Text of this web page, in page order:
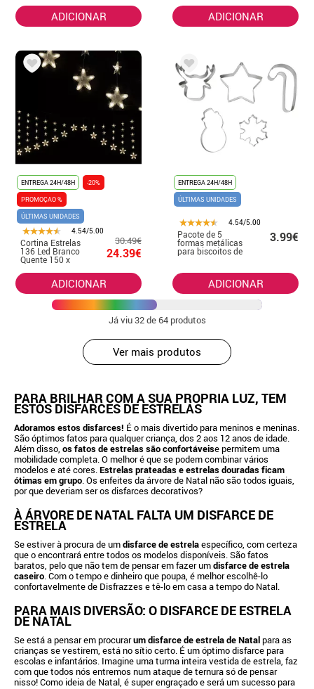
ADICIONAR ADICIONAR
ENTREGA 24H/48H
-20%
PROMOÇAO %
ÚLTIMAS UNIDADES
4.54/5.00
Cortina Estrelas
136 Led Branco
Quente 150 x
30.49€
24.39€
ADICIONAR
ENTREGA 24H/48H
ÚLTIMAS UNIDADES
4.54/5.00
Pacote de 5
formas metálicas
para biscoitos de
Natal
3.99€
ADICIONAR
Já viu32de 64 produtos
Ver mais produtos
PARA BRILHAR COM A SUA PRÓPRIA LUZ, TEM
ESTOS DISFARCES DE ESTRELAS
Adoramos estos disfarces! É o mais divertido para meninos e meninas.
São óptimos fatos para qualquer criança, dos 2 aos 12 anos de idade.
Além disso, os fatos de estrelas são confortáveise permitem uma
mobilidade completa. O melhor é que se podem combinar vários
modelos e até cores.Estrelas prateadas e estrelas douradas ficam
ótimas em grupo. Os enfeites da árvore de Natal não são todos iguais,
por que deveriam ser os disfarces decorativos?
À ÁRVORE DE NATAL FALTA UM DISFARCE DE
ESTRELA
Se estiver à procura de umdisfarce de estrelaespecífico, com certeza
que o encontrará entre todos os modelos disponíveis. São fatos
baratos, pelo que não tem de pensar em fazer umdisfarce de estrela
caseiro. Com o tempo e dinheiro que poupa, é melhor escolhê-lo
confortavelmente de Disfrazzes e tê-lo em casa a tempo do Natal.
PARA MAIS DIVERSÃO: O DISFARCE DE ESTRELA
DE NATAL
Se está a pensar em procurarum disfarce de estrela de Natalpara as
crianças se vestirem, está no sítio certo. É um óptimo disfarce para
escolas e infantários. Imagine uma turma inteira vestida de estrela, faz
com que todos nós entremos num ataque de ternura só de pensar
nisso! Como ideia de Natal, é super engraçado e será um sucesso para